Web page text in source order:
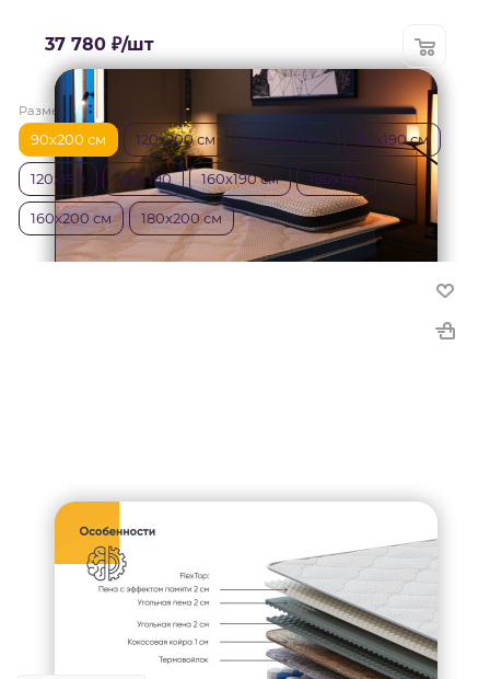
37 780 ₽/шт
Размер матраса 90x200 см
90x200 см 120x200 см 140x200 см 90х190 см
120х190 140х190 160х190 см 180х190
160x200 см 180x200 см